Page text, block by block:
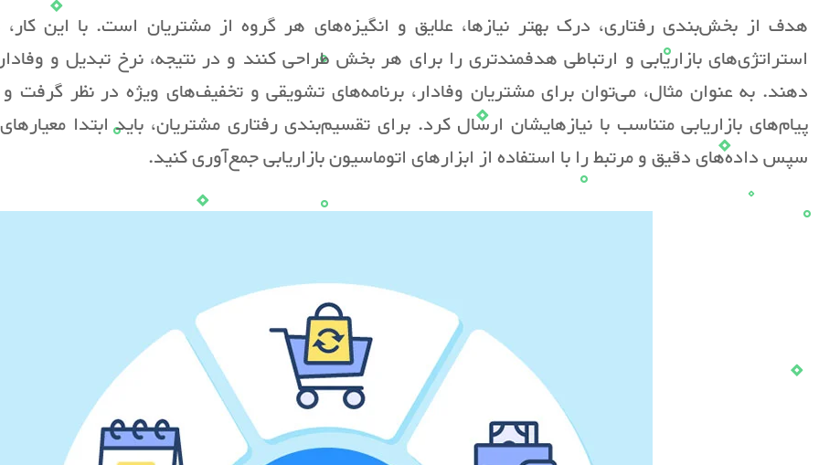
هدف از بخش‌بندی رفتاری، درک بهتر نیازها، علایق و انگیزه‌های هر گروه از مشتریان است. با این کار،
استراتژی‌های بازاریابی و ارتباطی هدفمندتری را برای هر بخش طراحی کنند و در نتیجه، نرخ تبدیل و
دهند. به عنوان مثال، می‌توان برای مشتریان وفادار، برنامه‌های تشویقی و تخفیف‌های ویژه در نظر گرفت و
پیام‌های بازاریابی متناسب با نیازهایشان ارسال کرد. برای تقسیم‌بندی رفتاری مشتریان، باید ابتدا
سپس داده‌های دقیق و مرتبط را با استفاده از ابزارهای اتوماسیون بازاریابی جمع‌آوری کنید.